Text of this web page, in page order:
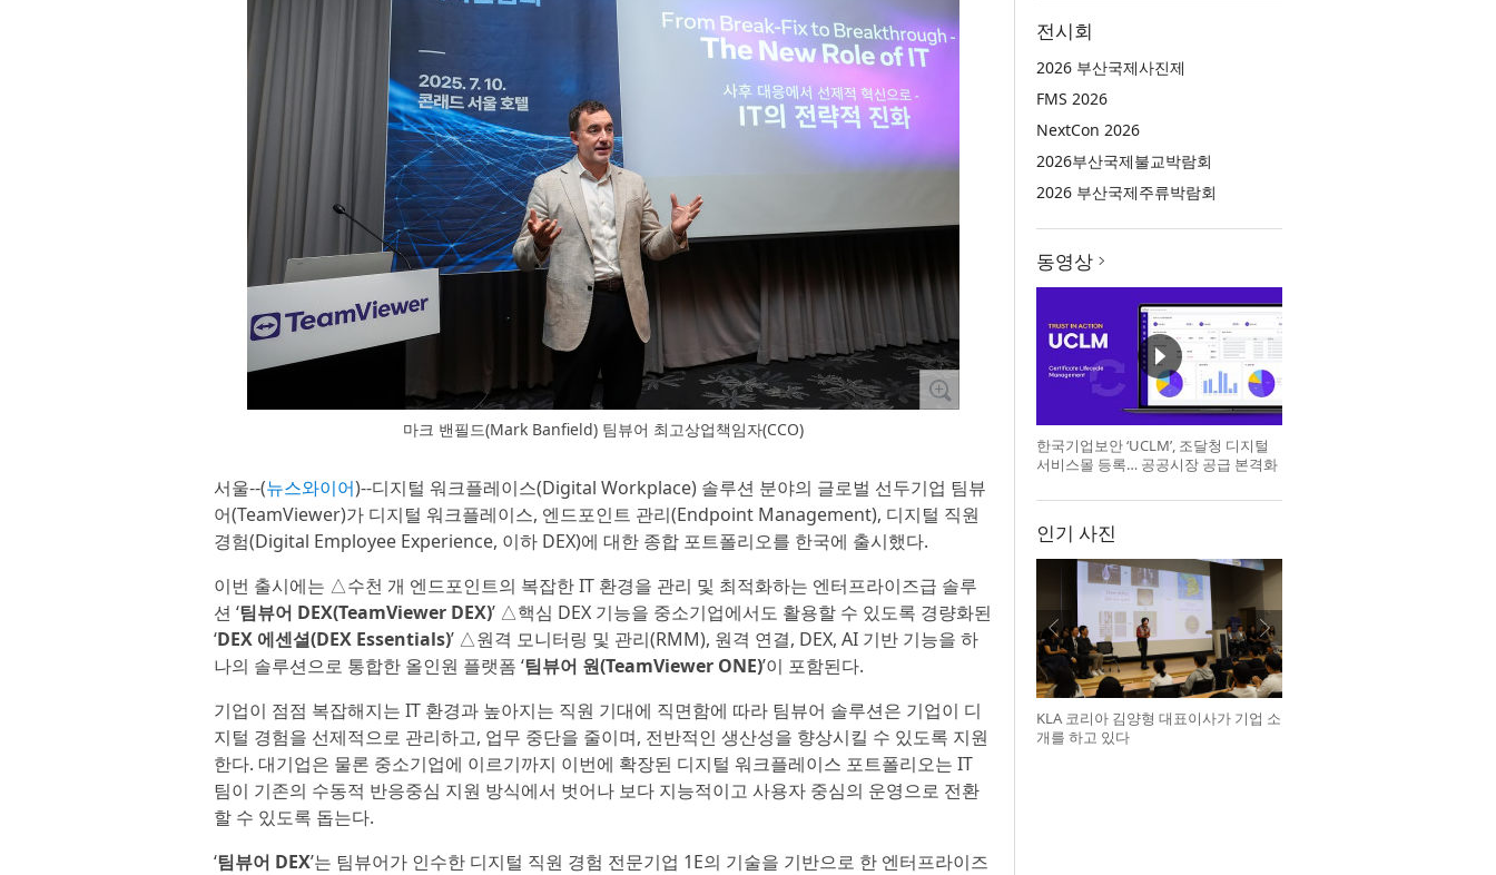
마크 밴필드(Mark Banfield) 팀뷰어 최고상업책임자(CCO)
서울--(뉴스와이어)--디지털 워크플레이스(Digital Workplace) 솔루션 분야의 글로벌 선두기업 팀뷰
어(TeamViewer)가 디지털 워크플레이스, 엔드포인트 관리(Endpoint Management), 디지털 직원
경험(Digital Employee Experience, 이하 DEX)에 대한 종합 포트폴리오를 한국에 출시했다.
이번 출시에는 △수천 개 엔드포인트의 복잡한 IT 환경을 관리 및 최적화하는 엔터프라이즈급 솔루
션 ‘팀뷰어 DEX(TeamViewer DEX)’ △핵심 DEX 기능을 중소기업에서도 활용할 수 있도록 경량화된
‘DEX 에센셜(DEX Essentials)’ △원격 모니터링 및 관리(RMM), 원격 연결, DEX, AI 기반 기능을 하
나의 솔루션으로 통합한 올인원 플랫폼 ‘팀뷰어 원(TeamViewer ONE)’이 포함된다.
기업이 점점 복잡해지는 IT 환경과 높아지는 직원 기대에 직면함에 따라 팀뷰어 솔루션은 기업이 디
지털 경험을 선제적으로 관리하고, 업무 중단을 줄이며, 전반적인 생산성을 향상시킬 수 있도록 지원
한다. 대기업은 물론 중소기업에 이르기까지 이번에 확장된 디지털 워크플레이스 포트폴리오는 IT
팀이 기존의 수동적 반응중심 지원 방식에서 벗어나 보다 지능적이고 사용자 중심의 운영으로 전환
할 수 있도록 돕는다.
‘팀뷰어 DEX’는 팀뷰어가 인수한 디지털 직원 경험 전문기업 1E의 기술을 기반으로 한 엔터프라이즈
전시회
2026 부산국제사진제
FMS 2026
NextCon 2026
2026부산국제불교박람회
2026 부산국제주류박람회
동영상
한국기업보안 ‘UCLM’, 조달청 디지털
서비스몰 등록… 공공시장 공급 본격화
인기 사진
KLA 코리아 김양형 대표이사가 기업 소
개를 하고 있다